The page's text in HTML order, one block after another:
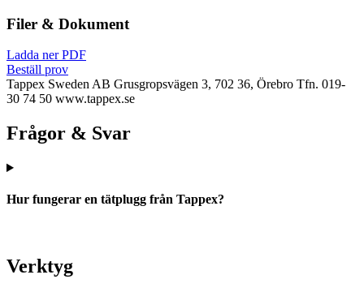
Filer & Dokument
Ladda ner PDF
Beställ prov
Tappex Sweden AB Grusgropsvägen 3, 702 36, Örebro Tfn. 019-
30 74 50 www.tappex.se
Frågor & Svar
Hur fungerar en tätplugg från Tappex?
Verktyg